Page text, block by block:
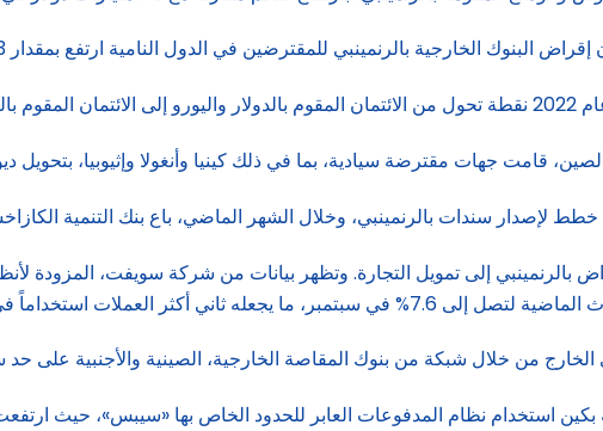
بالرنمينبي للمقترضين في الدول النامية ارتفع بمقدار 373 مليار دولار في السنوات الأربع حتى نهاية مارس.
قامت جهات مقترضة سيادية، بما في ذلك كينيا وأنغولا وإثيوبيا، بتحويل
لإصدار سندات بالرنمينبي، وخلال الشهر الماضي، باع بنك التنمية
إلى تمويل التجارة. وتظهر بيانات من شركة سويفت، المزودة
من خلال شبكة من بنوك المقاصة الخارجية، الصينية والأجنبية على